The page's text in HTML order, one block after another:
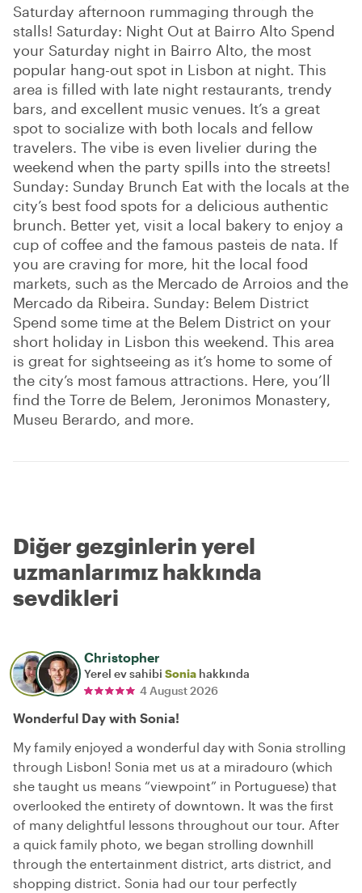
Saturday afternoon rummaging through the
stalls! Saturday: Night Out at Bairro Alto Spend
your Saturday night in Bairro Alto, the most
popular hang-out spot in Lisbon at night. This
area is filled with late night restaurants, trendy
bars, and excellent music venues. It’s a great
spot to socialize with both locals and fellow
travelers. The vibe is even livelier during the
weekend when the party spills into the streets!
Sunday: Sunday Brunch Eat with the locals at the
city’s best food spots for a delicious authentic
brunch. Better yet, visit a local bakery to enjoy a
cup of coffee and the famous pasteis de nata. If
you are craving for more, hit the local food
markets, such as the Mercado de Arroios and the
Mercado da Ribeira. Sunday: Belem District
Spend some time at the Belem District on your
short holiday in Lisbon this weekend. This area
is great for sightseeing as it’s home to some of
the city’s most famous attractions. Here, you’ll
find the Torre de Belem, Jeronimos Monastery,
Museu Berardo, and more.
Diğer gezginlerin yerel
uzmanlarımız hakkında
sevdikleri
Christopher
Yerel ev sahibi Sonia hakkında
4 August 2026
Wonderful Day with Sonia!
My family enjoyed a wonderful day with Sonia strolling
through Lisbon! Sonia met us at a miradouro (which
she taught us means “viewpoint” in Portuguese) that
overlooked the entirety of downtown. It was the first
of many delightful lessons throughout our tour. After
a quick family photo, we began strolling downhill
through the entertainment district, arts district, and
shopping district. Sonia had our tour perfectly